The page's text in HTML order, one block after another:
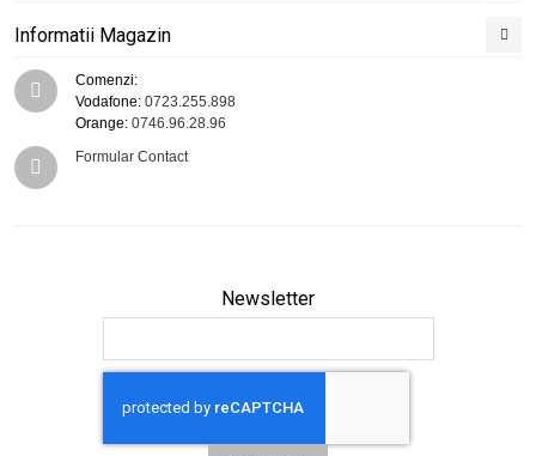
Informatii Magazin
Comenzi:
Vodafone: 0723.255.898
Orange: 0746.96.28.96
Formular Contact
Newsletter